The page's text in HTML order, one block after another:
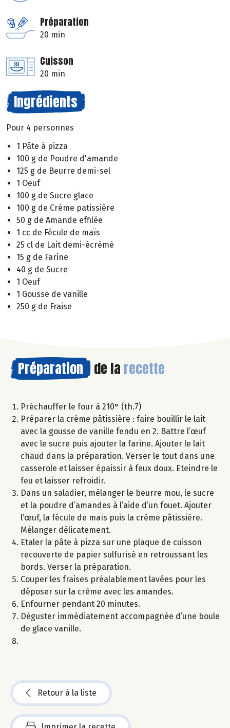
Préparation
20 min
Cuisson
20 min
Ingrédients
Pour 4 personnes
1 Pâte à pizza
100 g de Poudre d'amande
125 g de Beurre demi-sel
1 Oeuf
100 g de Sucre glace
100 g de Crème patissière
50 g de Amande effilée
1 cc de Fécule de maïs
25 cl de Lait demi-écrémé
15 g de Farine
40 g de Sucre
1 Oeuf
1 Gousse de vanille
250 g de Fraise
Préparation de la recette
Préchauffer le four à 210° (th.7)
Préparer la crème pâtissière : faire bouillir le lait
avec la gousse de vanille fendu en 2. Battre l’œuf
avec le sucre puis ajouter la farine. Ajouter le lait
chaud dans la préparation. Verser le tout dans une
casserole et laisser épaissir à feux doux. Eteindre le
feu et laisser refroidir.
Dans un saladier, mélanger le beurre mou, le sucre
et la poudre d’amandes à l’aide d’un fouet. Ajouter
l’œuf, la fécule de maïs puis la crème pâtissière.
Mélanger délicatement.
Etaler la pâte à pizza sur une plaque de cuisson
recouverte de papier sulfurisé en retroussant les
bords. Verser la préparation.
Couper les fraises préalablement lavées pour les
déposer sur la crème avec les amandes.
Enfourner pendant 20 minutes.
Déguster immédiatement accompagnée d’une boule
de glace vanille.
Retour à la liste